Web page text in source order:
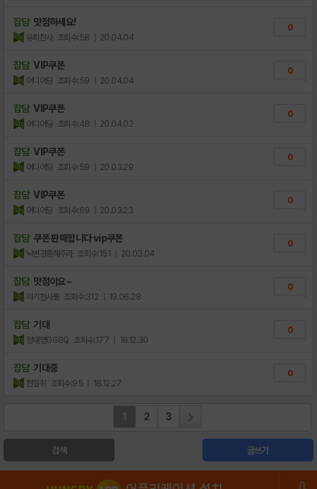
잡담 맛점하세요!
유희천사 조회수:58 | 20.04.04
0
잡담 VIP쿠폰
어디어딩 조회수:59 | 20.04.04
0
잡담 VIP쿠폰
어디어딩 조회수:48 | 20.04.02
0
잡담 VIP쿠폰
어디어딩 조회수:59 | 20.03.29
0
잡담 VIP쿠폰
어디어딩 조회수:69 | 20.03.23
0
잡담 쿠폰 판매합니다 vip쿠폰
닉변경좀해주라 조회수:151 | 20.03.04
0
잡담 맛점이요~
아기천사뚱 조회수:312 | 19.06.28
0
잡담 기대
정대영GG8Q 조회수:177 | 18.12.30
0
잡담 기대중
천일취 조회수:95 | 18.12.27
0
1 2 3
검색 글쓰기